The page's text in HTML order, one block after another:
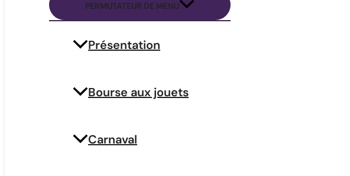
PERMUTATEUR DE MENU
Présentation
Bourse aux jouets
Carnaval
Article précédent
MJC de Bruges
Tél : 05 56 28 24 32
administration@mjcbruges.com